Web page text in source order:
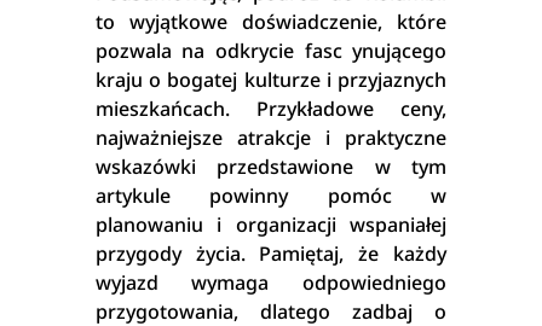
to wyjątkowe doświadczenie, które
pozwala na odkrycie fasc ynującego
kraju o bogatej kulturze i przyjaznych
mieszkańcach. Przykładowe ceny,
najważniejsze atrakcje i praktyczne
wskazówki przedstawione w tym
artykule powinny pomóc w
planowaniu i organizacji wspaniałej
przygody życia. Pamiętaj, że każdy
wyjazd wymaga odpowiedniego
przygotowania, dlatego zadbaj o